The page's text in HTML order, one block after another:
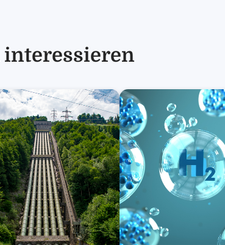
interessieren